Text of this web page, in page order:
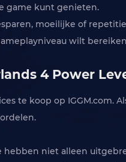
game kunt genieten.
moeilijke of
wilt
4 Power
te koop op
hebben niet alleen